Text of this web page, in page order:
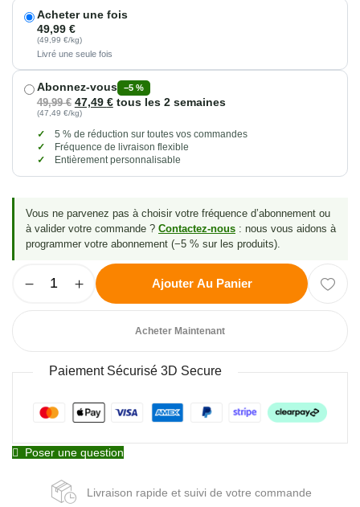
Acheter une fois
49,99 €
(49,99 €/kg)
Livré une seule fois
Abonnez-vous −5 %
49,99€ 47,49 € tous les 2 semaines
(47,49 €/kg)
5 % de réduction sur toutes vos commandes
Fréquence de livraison flexible
Entièrement personnalisable
Vous ne parvenez pas à choisir votre fréquence d’abonnement ou
à valider votre commande ? Contactez-nous : nous vous aidons à
programmer votre abonnement (−5 % sur les produits).
Ajouter Au Panier
Acheter Maintenant
Paiement Sécurisé 3D Secure
Poser une question
Livraison rapide et suivi de votre commande